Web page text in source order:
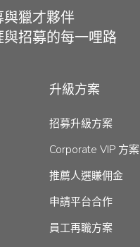
獵才夥伴
與招募的每一哩路
升級方案
招募升級方案
Corporate VIP 方案
推薦人選賺佣金
申請平台合作
員工再職方案